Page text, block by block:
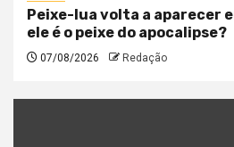
Peixe-lua volta a aparecer
ele é o peixe do apocalipse?
07/08/2026 Redação